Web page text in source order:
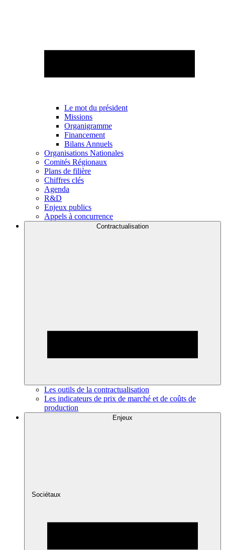
Le mot du président
Missions
Organigramme
Financement
Bilans Annuels
Organisations Nationales
Comités Régionaux
Plans de filière
Chiffres clés
Agenda
R&D
Enjeux publics
Appels à concurrence
Contractualisation
Les outils de la contractualisation
Les indicateurs de prix de marché et de coûts de
production
Enjeux
Sociétaux